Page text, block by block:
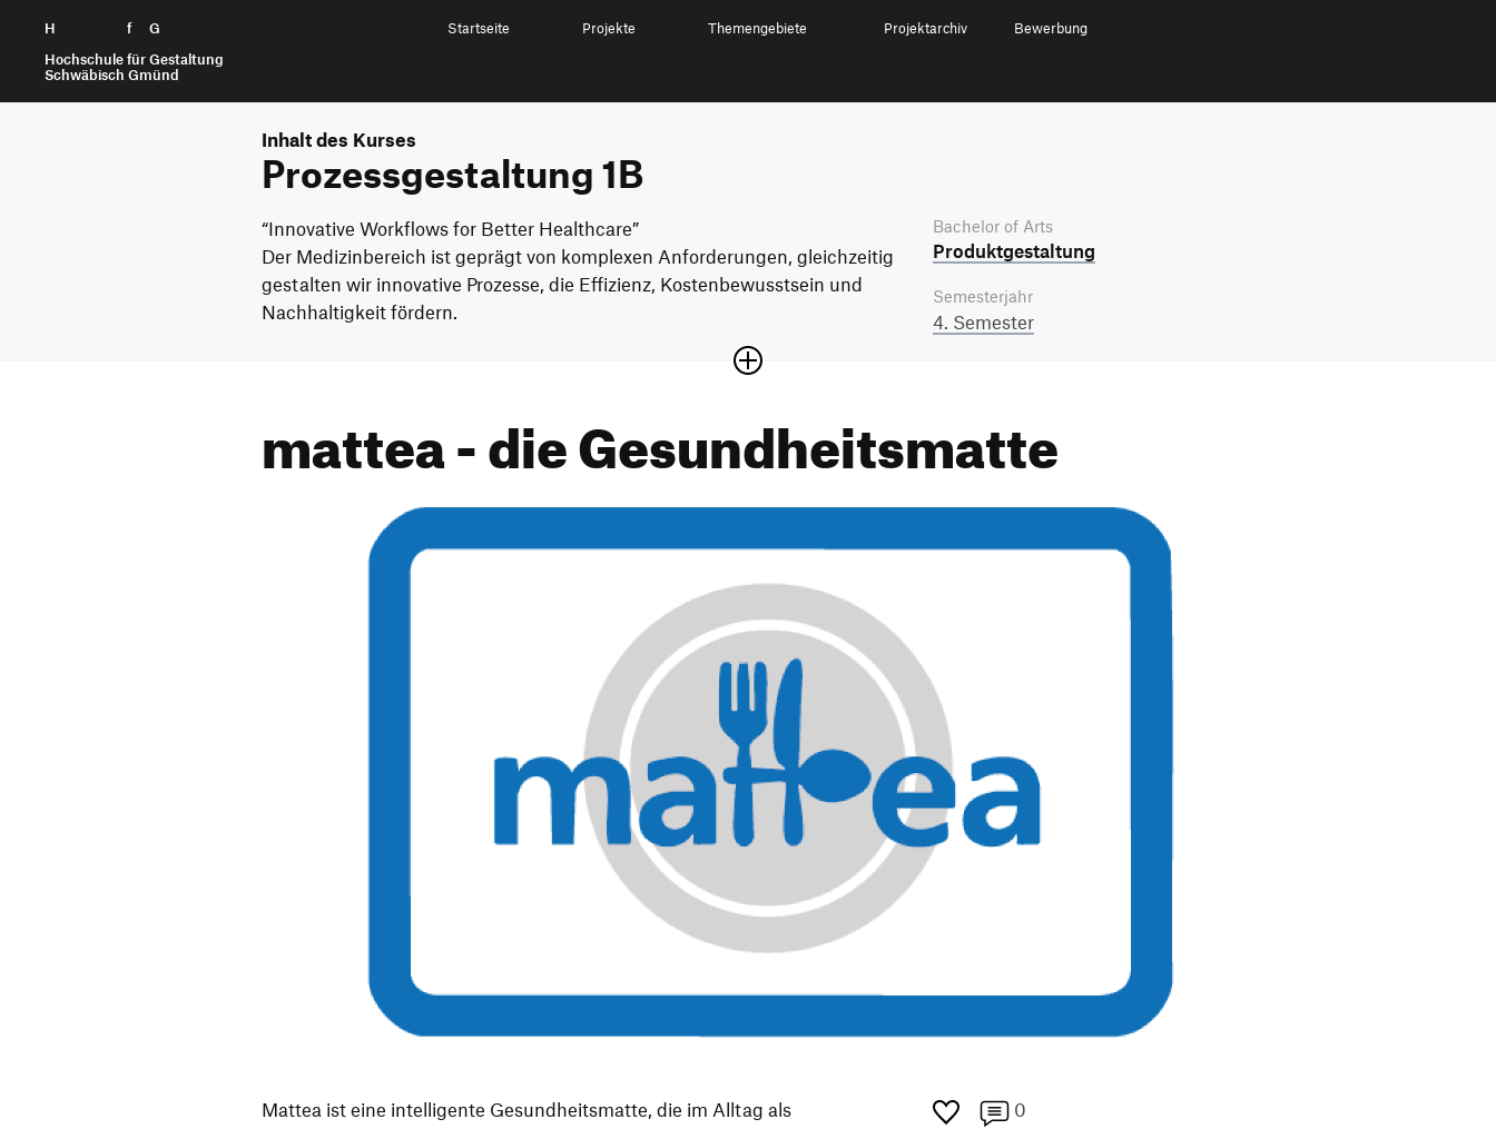
H f
G
Hochschule für Gestaltung
Schwäbisch Gmünd
Zum Seiteninhalt springen Startseite Projekte Themengebiete Projektarchiv Bewerbung
Inhalt des Kurses
Prozessgestaltung 1B
“Innovative Workflows for Better Healthcare”
Der Medizinbereich ist geprägt von komplexen Anforderungen, gleichzeitig
gestalten wir innovative Prozesse, die Effizienz, Kostenbewusstsein und
Nachhaltigkeit fördern.
Bachelor of Arts
Produkt­gestaltung
Semesterjahr
4. Semester
mattea - die Gesundheitsmatte
Mattea ist eine intelligente Gesundheitsmatte, die im Alltag als
0